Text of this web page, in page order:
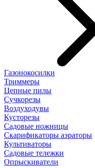
Газонокосилки
Триммеры
Цепные пилы
Cучкорезы
Воздуходувы
Кусторезы
Садовые ножницы
Скарификаторы аэраторы
Культиваторы
Садовые тележки
Опрыскиватели